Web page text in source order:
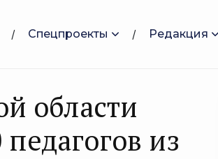
Спецпроекты Редакция
области
из